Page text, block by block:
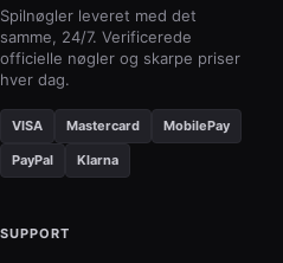
Spilnøgler leveret med det
samme, 24/7. Verificerede
officielle nøgler og skarpe priser
hver dag.
VISA Mastercard MobilePay
PayPal Klarna
SUPPORT